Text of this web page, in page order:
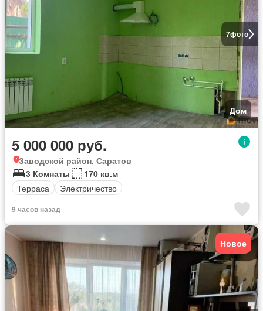
7фото
Дом
5 000 000 руб.
Заводской район, Саратов
3 Комнаты
170 кв.м
Терраса
Электричество
9 часов назад
Новое